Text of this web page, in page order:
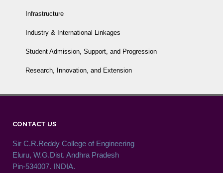
Infrastructure
Industry & International Linkages
Student Admission, Support, and Progression
Research, Innovation, and Extension
CONTACT US
Sir C.R.Reddy College of Engineering
Eluru, W.G.Dist. Andhra Pradesh
Pin-534007. INDIA.